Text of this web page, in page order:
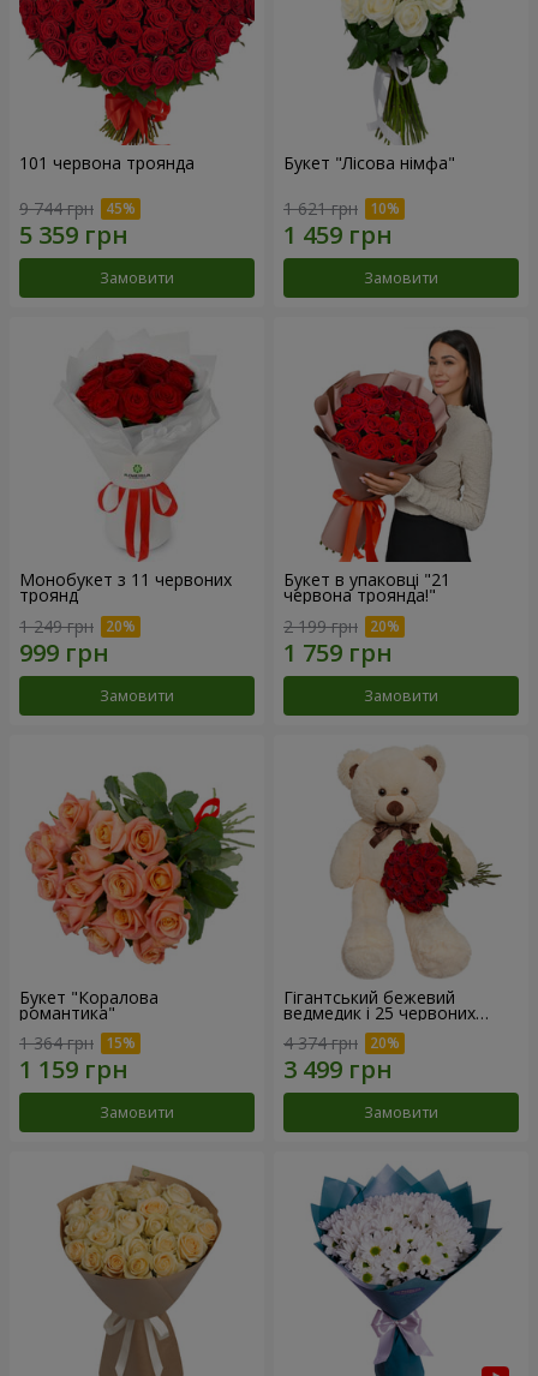
101 червона троянда
9 744 грн
Замовити
Букет "Лісова німфа"
1 621 грн
Замовити
Монобукет з 11 червоних
троянд
1 249 грн
Замовити
Букет в упаковці "21
червона троянда!"
2 199 грн
Замовити
Букет "Коралова
романтика"
1 364 грн
Замовити
Гігантський бежевий
ведмедик і 25 червоних
троянд
4 374 грн
Замовити